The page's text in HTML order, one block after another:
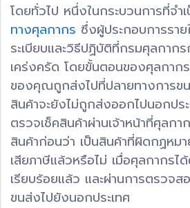
โดยทั่วไป หนึ่งในกระบวนการที่จำ
ทางศุลกากร ซึ่งผู้ประกอบการรา
ระเบียบและวิธีปฏิบัติที่กรมศุลกาก
เคร่งครัด โดยขั้นตอนของศุลกาก
ของคุณถูกส่งไปที่ปลายทางการข
สินค้าจะยังไม่ถูกส่งออกไปนอกปร
ตรวจเช็คสินค้าผ่านเจ้าหน้าที่ศุลกา
สินค้าก่อนว่า เป็นสินค้าที่ผิดกฏหม
เสียภาษีแล้วหรือไม่ เมื่อศุลกากรไ
เรียบร้อยแล้ว และผ่านการตรวจส
ขนส่งไปยังนอกประเทศ